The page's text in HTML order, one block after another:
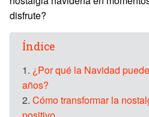
disfrute?
Índice
1. ¿Por qué la Navidad
años?
2. Cómo transformar la